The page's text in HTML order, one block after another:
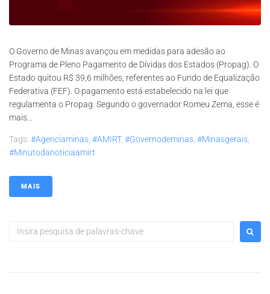
O Governo de Minas avançou em medidas para adesão ao
Programa de Pleno Pagamento de Dívidas dos Estados (Propag). O
Estado quitou R$ 39,6 milhões, referentes ao Fundo de Equalização
Federativa (FEF). O pagamento está estabelecido na lei que
regulamenta o Propag. Segundo o governador Romeu Zema, esse é
mais...
Tags: #agenciaminas #AMIRT, #governodeminas #minasgerais
#minutodanoticiaamirt
MAIS